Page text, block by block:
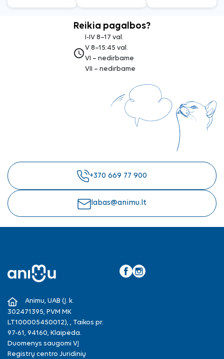
Reikia pagalbos?
access_time
I-IV 8–17 val.
V 8–15:45 val.
VI – nedirbame
VII – nedirbame
+370 669 77 900
labas@animu.lt
Animu, UAB (Į. k.
302471395, PVM MK
LT100005450012), , Taikos pr.
97-61, 94160, Klaipėda.
Duomenys saugomi VĮ
Registrų centro Juridinių